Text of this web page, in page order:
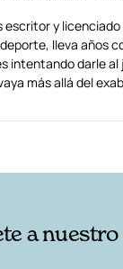
escritor y
lleva años
intentando darle al
más allá del
a